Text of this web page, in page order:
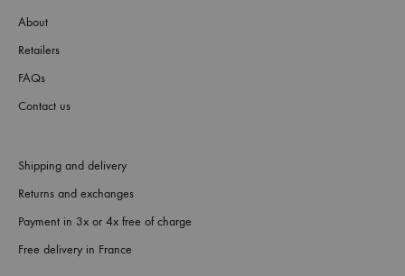
About
Retailers
FAQs
Contact us
Shipping and delivery
Returns and exchanges
Payment in 3x or 4x free of charge
Free delivery in France